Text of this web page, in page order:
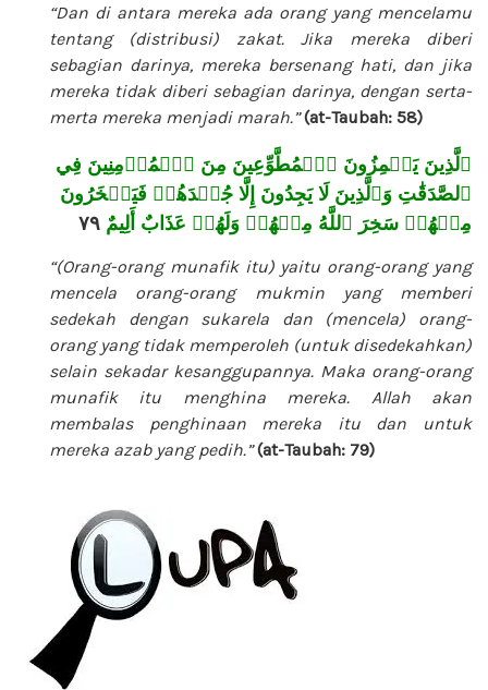
“Dan di antara mereka ada orang yang mencelamu
tentang (distribusi) zakat. Jika mereka diberi
sebagian darinya, mereka bersenang hati, dan jika
mereka tidak diberi sebagian darinya, dengan serta-
merta mereka menjadi marah.”(at-Taubah: 58)
ٱلَّذِينَ يَلۡمِزُونَ ٱلۡمُطَّوِّعِينَ مِنَ ٱلۡمُؤۡمِنِينَ فِي
ٱلصَّدَقَٰتِ وَٱلَّذِينَ لَا يَجِدُونَ إِلَّا جُهۡدَهُمۡ فَيَسۡخَرُونَ
مِنۡهُمۡ سَخِرَ ٱللَّهُ مِنۡهُمۡ وَلَهُمۡ عَذَابٌ أَلِيمٌ
“(Orang-orang munafik itu) yaitu orang-orang yang
mencela orang-orang mukmin yang memberi
sedekah dengan sukarela dan (mencela) orang-
orang yang tidak memperoleh (untuk disedekahkan)
selain sekadar kesanggupannya. Maka orang-orang
munafik itu menghina mereka. Allah akan
membalas penghinaan mereka itu dan untuk
mereka azab yang pedih.”(at-Taubah: 79)